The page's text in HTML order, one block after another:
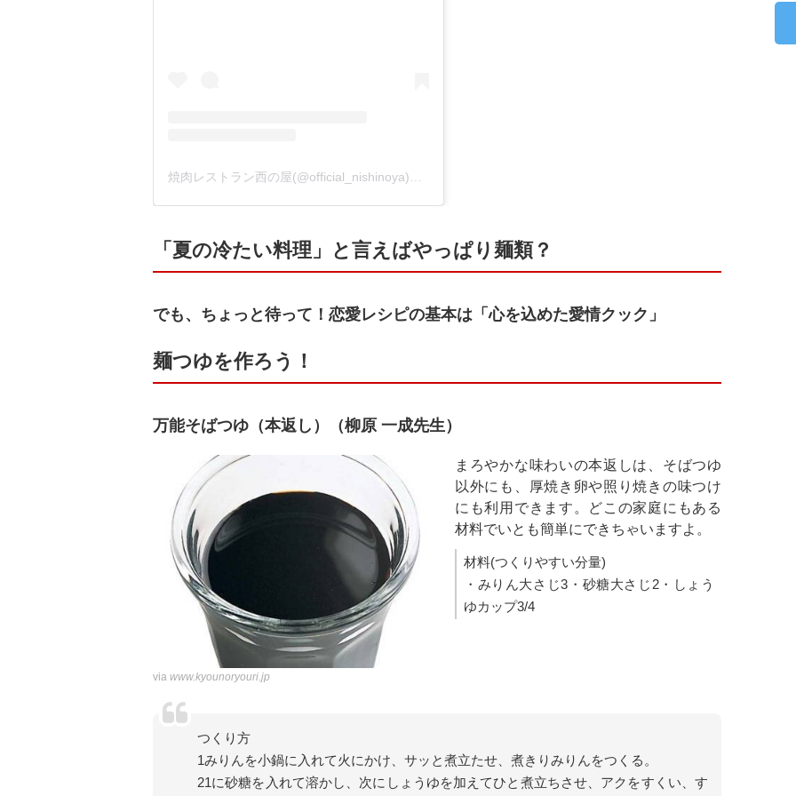
「夏の冷たい料理」と言えばやっぱり麺類？
でも、ちょっと待って！恋愛レシピの基本は「心を込めた愛情クック」
麺つゆを作ろう！
万能そばつゆ（本返し）（柳原 一成先生）
まろやかな味わいの本返しは、そばつゆ
以外にも、厚焼き卵や照り焼きの味つけ
にも利用できます。どこの家庭にもある
材料でいとも簡単にできちゃいますよ。
材料(つくりやすい分量)
・みりん大さじ3・砂糖大さじ2・しょう
ゆカップ3/4
via www.kyounoryouri.jp
つくり方
1みりんを小鍋に入れて火にかけ、サッと煮立たせ、煮きりみりんをつくる。
21に砂糖を入れて溶かし、次にしょうゆを加えてひと煮立ちさせ、アクをすくい、す